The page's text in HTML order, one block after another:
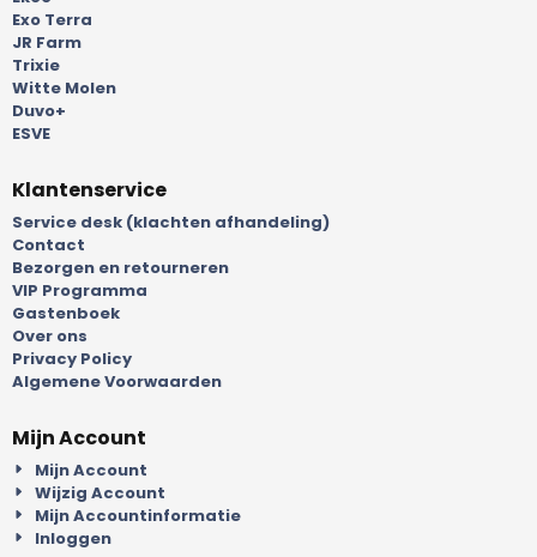
Exo Terra
JR Farm
Trixie
Witte Molen
Duvo+
ESVE
Klantenservice
Service desk (klachten afhandeling)
Contact
Bezorgen en retourneren
VIP Programma
Gastenboek
Over ons
Privacy Policy
Algemene Voorwaarden
Mijn Account
Mijn Account
Wijzig Account
Mijn Accountinformatie
Inloggen